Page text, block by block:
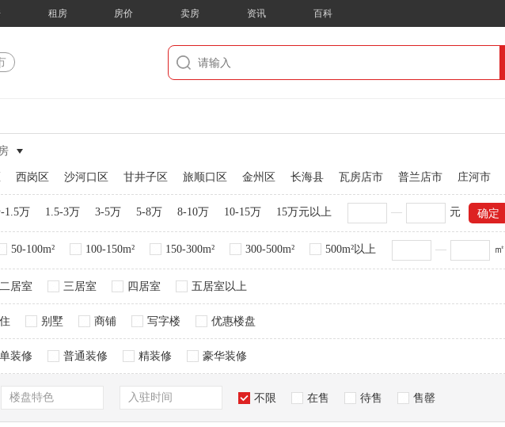
租房 房价 卖房 资讯 百科
西岗区 沙河口区 甘井子区 旅顺口区 金州区 长海县 瓦房店市 普兰店市 庄河市
1.5万 1.5-3万 3-5万 5-8万 8-10万 10-15万 15万元以上 — 元
50-100m² 100-150m² 150-300m² 300-500m² 500m²以上 — ㎡
二居室 三居室 四居室 五居室以上
别墅 商铺 写字楼 优惠楼盘
装修 普通装修 精装修 豪华装修
楼盘特色 入驻时间 不限 在售 待售 售罄